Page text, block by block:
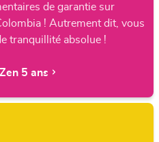
de garantie sur
! Autrement dit, vous
tranquillité absolue !
5 ans